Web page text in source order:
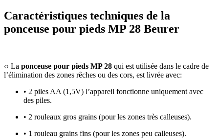
Caractéristiques techniques de la
ponceuse pour pieds MP 28 Beurer
○ La ponceuse pour pieds MP 28 qui est utilisée dans le cadre de
l’élimination des zones rêches ou des cors, est livrée avec:
• 2 piles AA (1,5V) l’appareil fonctionne uniquement avec
des piles.
• 2 rouleaux gros grains (pour les zones très calleuses).
• 1 rouleau grains fins (pour les zones peu calleuses).